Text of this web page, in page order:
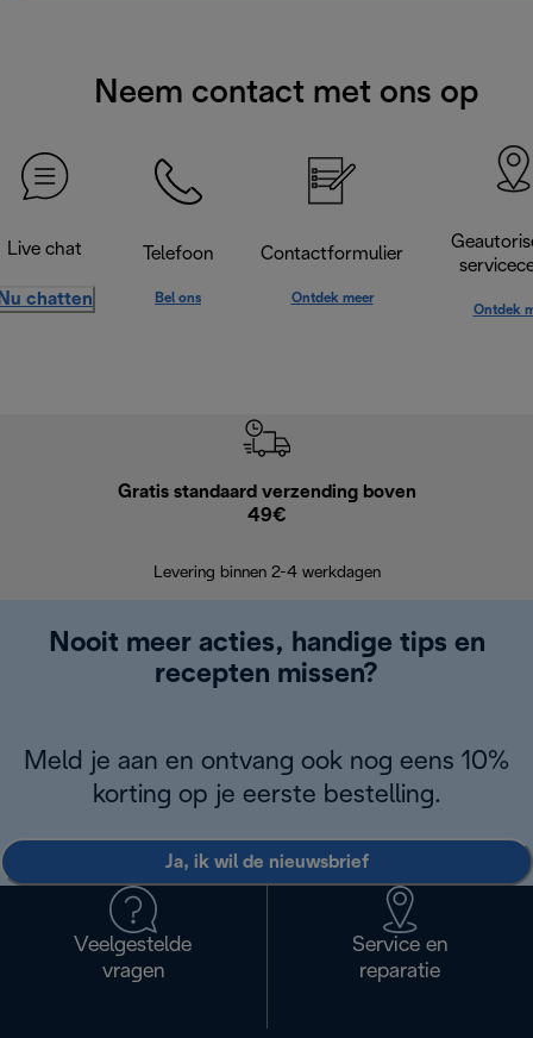
Neem contact met ons op
Live chat
chatten
Telefoon
Bel ons
Contactformulier
Ontdek meer
Ontdek
Gratis standaard verzending boven
49€
Levering binnen 2-4 werkdagen
Nooit meer acties, handige tips en
recepten missen?
Meld je aan en ontvang ook nog eens 10%
korting op je eerste bestelling.
Ja, ik wil de nieuwsbrief
Veelgestelde
vragen
Service en
reparatie